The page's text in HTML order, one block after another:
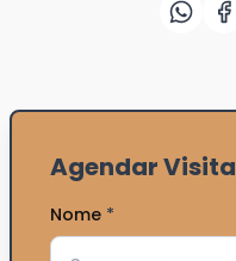
Agendar Visita
Nome *